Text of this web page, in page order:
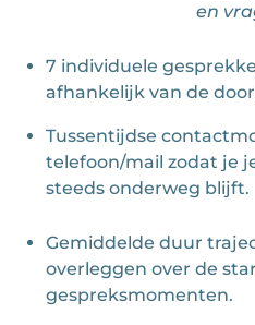
en
7 individuele
afhankelijk van de
Tussentijdse
telefoon/mail zodat je
steeds onderweg blijft.
Gemiddelde duur
overleggen over de
gespreksmomenten.